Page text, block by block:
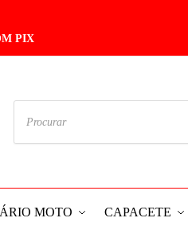
PIX
Pesquisar
produtos
MOTO CAPACETE